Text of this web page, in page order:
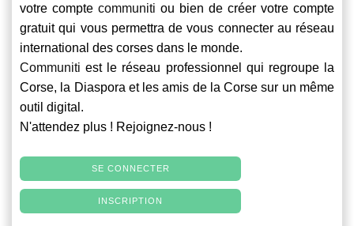
votre compte communiti ou bien de créer votre compte
gratuit qui vous permettra de vous connecter au réseau
international des corses dans le monde.
Communiti est le réseau professionnel qui regroupe la
Corse, la Diaspora et les amis de la Corse sur un même
outil digital.
N'attendez plus ! Rejoignez-nous !
SE CONNECTER
INSCRIPTION